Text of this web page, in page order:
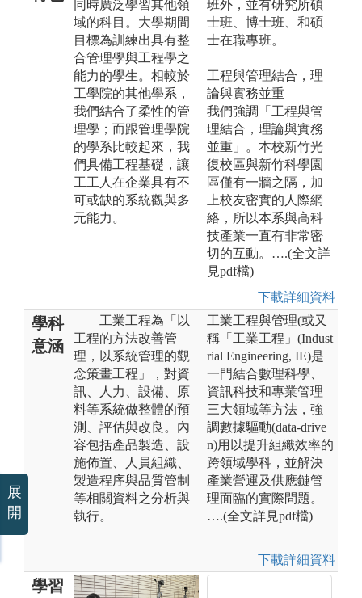
同時廣泛學習其他領
域的科目。大學期間
目標為訓練出具有整
合管理學與工程學之
能力的學生。相較於
工學院的其他學系，
我們結合了柔性的管
理學；而跟管理學院
的學系比較起來，我
們具備工程基礎，讓
工工人在企業具有不
可或缺的系統觀與多
元能力。
班外，並有研究所碩
士班、博士班、和碩
士在職專班。
工程與管理結合，理
論與實務並重
我們強調「工程與管
理結合，理論與實務
並重」。本校新竹光
復校區與新竹科學園
區僅有一牆之隔，加
上校友密實的人際網
絡，所以本系與高科
技產業一直有非常密
切的互動。….(全文詳
見pdf檔)
下載詳細資料
學科
意涵
工業工程為「以
工程的方法改善管
理，以系統管理的觀
念策畫工程」，對資
訊、人力、設備、原
料等系統做整體的預
測、評估與改良。內
容包括產品製造、設
施佈置、人員組織、
製造程序與品質管制
等相關資料之分析與
執行。
工業工程與管理(或又
稱「工業工程」(Indust
rial Engineering, IE)是
一門結合數理科學、
資訊科技和專業管理
三大領域等方法，強
調數據驅動(data-drive
n)用以提升組織效率的
跨領域學科，並解決
產業營運及供應鏈管
理面臨的實際問題。
….(全文詳見pdf檔)
下載詳細資料
學習
展
開